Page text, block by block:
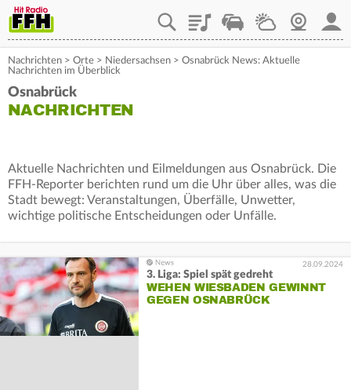
PlaylistStaupilotWetterWebcam
Nachrichten > Orte > Niedersachsen > Osnabrück News: Aktuelle
Nachrichten im Überblick
Osnabrück
NACHRICHTEN
Aktuelle Nachrichten und Eilmeldungen aus Osnabrück. Die
FFH-Reporter berichten rund um die Uhr über alles, was die
Stadt bewegt: Veranstaltungen, Überfälle, Unwetter,
wichtige politische Entscheidungen oder Unfälle.
28.09.2024
3. Liga: Spiel spät gedreht
WEHEN WIESBADEN GEWINNT
GEGEN OSNABRÜCK